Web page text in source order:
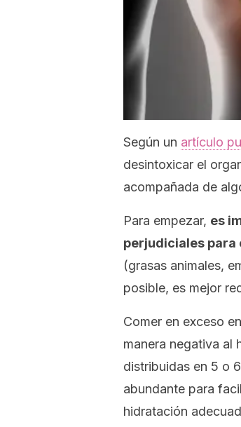
Según un artículo
desintoxicar el
acompañada de
Para empezar, es
perjudiciales para
(grasas animales,
posible, es mejor
Comer en exceso
manera negativa al
distribuidas en 5 o
abundante para
hidratación